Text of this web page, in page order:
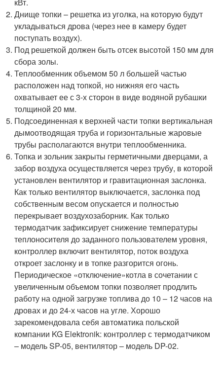
Днище топки – решетка из уголка, на которую будут
укладываться дрова (через нее в камеру будет
поступать воздух).
Под решеткой должен быть отсек высотой 150 мм для
сбора золы.
Теплообменник объемом 50 л большей частью
расположен над топкой, но нижняя его часть
охватывает ее с 3-х сторон в виде водяной рубашки
толщиной 20 мм.
Подсоединенная к верхней части топки вертикальная
дымоотводящая труба и горизонтальные жаровые
трубы располагаются внутри теплообменника.
Топка и зольник закрыты герметичными дверцами, а
забор воздуха осуществляется через трубу, в которой
установлен вентилятор и гравитационная заслонка.
Как только вентилятор выключается, заслонка под
собственным весом опускается и полностью
перекрывает воздухозаборник. Как только
термодатчик зафиксирует снижение температуры
теплоносителя до заданного пользователем уровня,
контроллер включит вентилятор, поток воздуха
откроет заслонку и в топке разгорится огонь.
Периодическое «отключение»котла в сочетании с
увеличенным объемом топки позволяет продлить
работу на одной загрузке топлива до 10 – 12 часов на
дровах и до 24-х часов на угле. Хорошо
зарекомендовала себя автоматика польской
компании KG Elektronik: контроллер с термодатчиком
– модель SP-05, вентилятор – модель DP-02.